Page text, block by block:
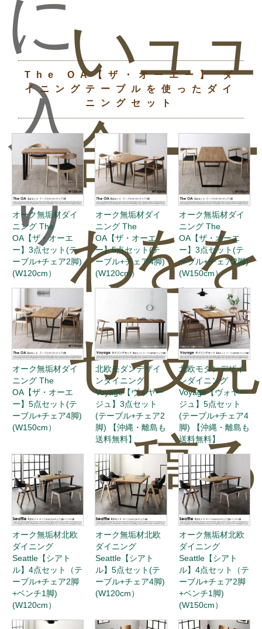
に
入
り
い
合
わ
せ
ュ
ー
を
投
稿
0
The OA【ザ・オーエー】 ダ
イニングテーブルを使ったダイ
ニングセット
オーク無垢材ダイ
ニング The
OA【ザ・オーエ
ー】3点セット(テ
ーブル+チェア2脚)
(W120cm）
オーク無垢材ダイ
ニング The
OA【ザ・オーエ
ー】5点セット(テ
ーブル+チェア4脚)
(W120cm）
オーク無垢材ダイ
ニング The
OA【ザ・オーエ
ー】3点セット(テ
ーブル+チェア2脚)
(W150cm）
オーク無垢材ダイ
ニング The
OA【ザ・オーエ
ー】5点セット(テ
ーブル+チェア4脚)
(W150cm）
北欧モダンデザイ
ンダイニング
Voyage【ヴォヤー
ジュ】3点セット
(テーブル+チェア2
脚) 【沖縄・離島も
送料無料】
北欧モダンデザイ
ンダイニング
Voyage【ヴォヤー
ジュ】5点セット
(テーブル+チェア4
脚) 【沖縄・離島も
送料無料】
オーク無垢材北欧
ダイニング
Seattle【シアト
ル】4点セット（テ
ーブル+チェア2脚
+ベンチ1脚)
(W120cm）
オーク無垢材北欧
ダイニング
Seattle【シアト
ル】5点セット(テ
ーブル+チェア4脚)
(W120cm）
オーク無垢材北欧
ダイニング
Seattle【シアト
ル】4点セット（テ
ーブル+チェア2脚
+ベンチ1脚)
(W150cm）